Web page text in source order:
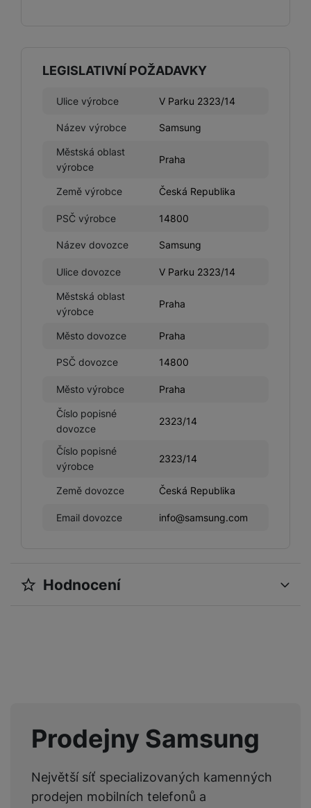
LEGISLATIVNÍ POŽADAVKY
Ulice výrobce V Parku 2323/14
Název výrobce Samsung
Městská oblast
výrobce
Praha
Země výrobce Česká Republika
PSČ výrobce 14800
Název dovozce Samsung
Ulice dovozce V Parku 2323/14
Městská oblast
výrobce
Praha
Město dovozce Praha
PSČ dovozce 14800
Město výrobce Praha
Číslo popisné
dovozce
2323/14
Číslo popisné
výrobce
2323/14
Země dovozce Česká Republika
Email dovozce info@samsung.com
Hodnocení
Prodejny Samsung
Největší síť specializovaných kamenných
prodejen mobilních telefonů a